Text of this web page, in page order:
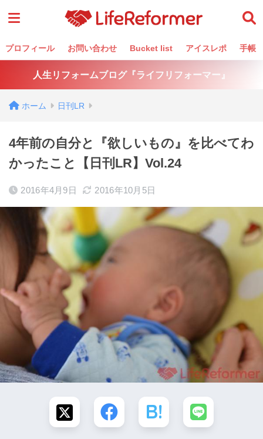
プロフィール お問い合わせ Bucket list アイスレポ 手帳
人生リフォームブログ『ライフリフォーマー』
ホーム 日刊LR
4年前の自分と『欲しいもの』を比べてわ
かったこと【日刊LR】Vol.24
2016年4月9日 2016年10月5日